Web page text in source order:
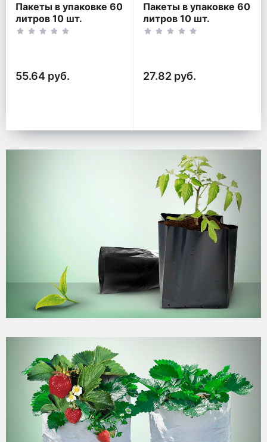
Пакеты в упаковке 60
литров 10 шт.
(10шт*2рул)
55.64 руб.
Пакеты в упаковке 60
литров 10 шт.
(10шт*1рул)
27.82 руб.